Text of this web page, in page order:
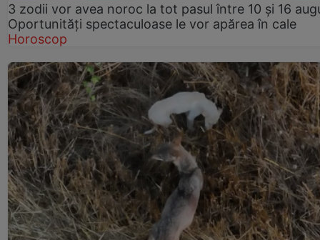
3 zodii vor avea noroc la tot pasul între 10 și 16
Oportunități spectaculoase le vor apărea în cale
Horoscop